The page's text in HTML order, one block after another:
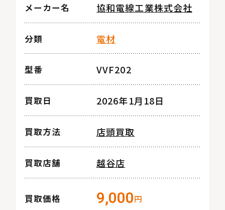
メーカー名 協和電線工業株式会社
分類 電材
型番 VVF202
買取日 2026年1月18日
買取方法 店頭買取
買取店舗 越谷店
買取価格 9,000円